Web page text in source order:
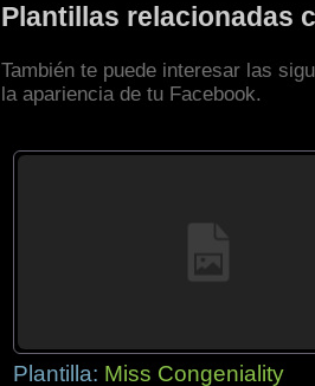
Plantillas relacionadas
También te puede interesar las
la apariencia de tu Facebook.
Plantilla: Miss Congeniality